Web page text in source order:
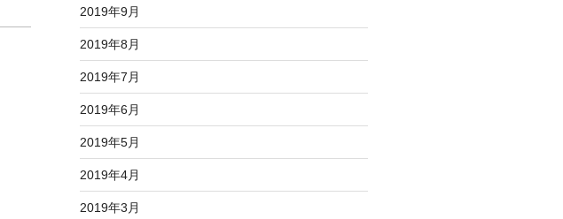
2019年9月
2019年8月
2019年7月
2019年6月
2019年5月
2019年4月
2019年3月